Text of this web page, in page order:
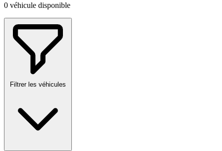
0 véhicule disponible
Filtrer les véhicules